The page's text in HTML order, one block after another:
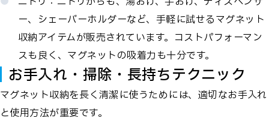
ー、シェーバーホルダーなど、手軽に試せるマグネット
収納アイテムが販売されています。コストパフォーマン
スも良く、マグネットの吸着力も十分です。
お手入れ・掃除・長持ちテクニック
マグネット収納を長く清潔に使うためには、適切なお手入れ
と使用方法が重要です。